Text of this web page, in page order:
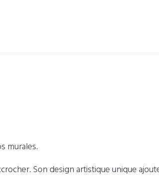
murales.
Son design artistique unique